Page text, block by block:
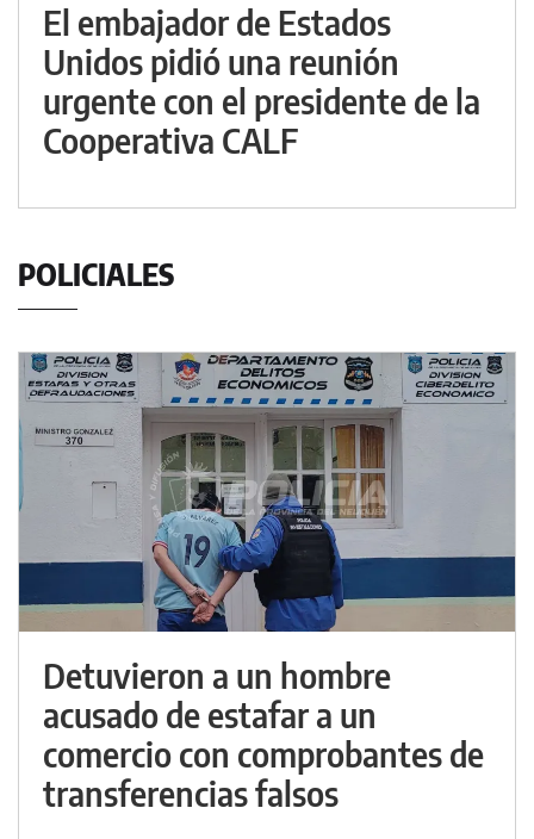
El embajador de Estados
Unidos pidió una reunión
urgente con el presidente de la
Cooperativa CALF
POLICIALES
Detuvieron a un hombre
acusado de estafar a un
comercio con comprobantes de
transferencias falsos